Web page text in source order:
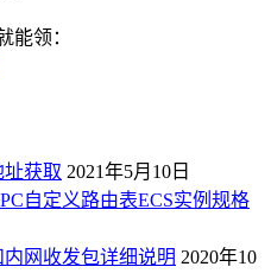
能领：
址获取 2021年5月10日
自定义路由表ECS实例规格
网收发包详细说明 2020年10